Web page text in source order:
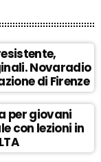
Novaradio
di Firenze
per giovani
con lezioni in